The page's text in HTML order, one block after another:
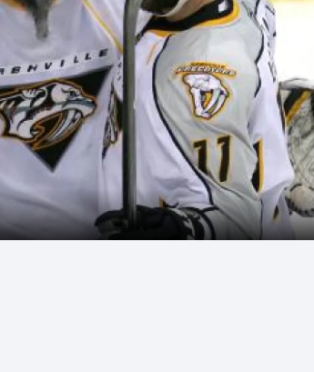
Moderní pětiboj
Motorsport
Olympijské hry
Parasport
Plavání
Plážový volejbal
Triatlon
Veslování
Vodní slalom
Volejbal
Ostatní